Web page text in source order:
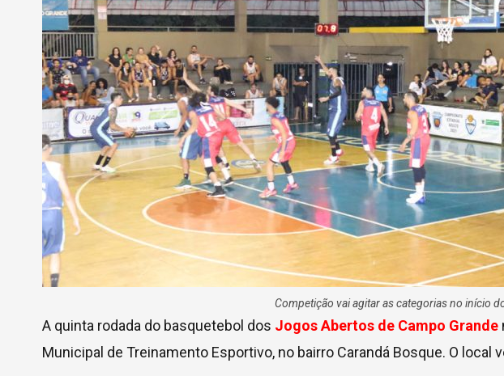
Competição vai agitar as categorias no início
A quinta rodada do basquetebol dos Jogos Abertos de Campo Grande
Municipal de Treinamento Esportivo, no bairro Carandá Bosque. O